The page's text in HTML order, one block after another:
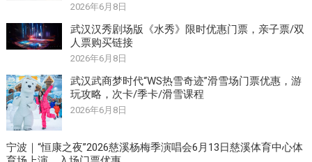
2026年6月8日
武汉汉秀剧场版《水秀》限时优惠门票，亲子票/双
人票购买链接
2026年6月8日
武汉武商梦时代“WS热雪奇迹”滑雪场门票优惠，游
玩攻略，次卡/季卡/滑雪课程
2026年6月8日
宁波｜“恒康之夜”2026慈溪杨梅季演唱会6月13日慈溪体育中心体